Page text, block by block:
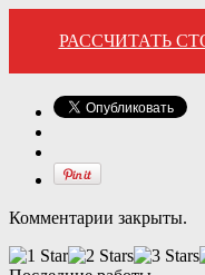
РАССЧИТАТЬ
Комментарии закрыты.